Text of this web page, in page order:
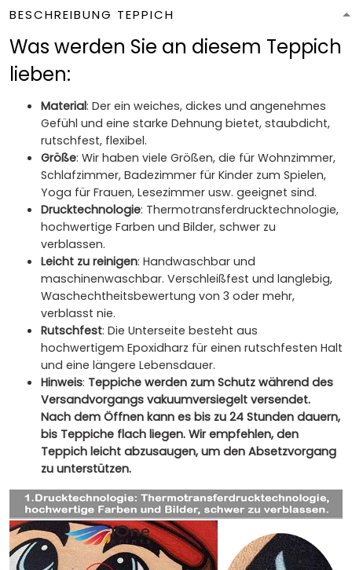
BESCHREIBUNG TEPPICH
Was werden Sie an diesem Teppich
lieben:
Material: Der ein weiches, dickes und angenehmes
Gefühl und eine starke Dehnung bietet, staubdicht,
rutschfest, flexibel.
Größe: Wir haben viele Größen, die für Wohnzimmer,
Schlafzimmer, Badezimmer für Kinder zum Spielen,
Yoga für Frauen, Lesezimmer usw. geeignet sind.
Drucktechnologie: Thermotransferdrucktechnologie,
hochwertige Farben und Bilder, schwer zu
verblassen.
Leicht zu reinigen: Handwaschbar und
maschinenwaschbar. Verschleißfest und langlebig,
Waschechtheitsbewertung von 3 oder mehr,
verblasst nie.
Rutschfest: Die Unterseite besteht aus
hochwertigem Epoxidharz für einen rutschfesten Halt
und eine längere Lebensdauer.
Hinweis: Teppiche werden zum Schutz während des
Versandvorgangs vakuumversiegelt versendet.
Nach dem Öffnen kann es bis zu 24 Stunden dauern,
bis Teppiche flach liegen. Wir empfehlen, den
Teppich leicht abzusaugen, um den Absetzvorgang
zu unterstützen.